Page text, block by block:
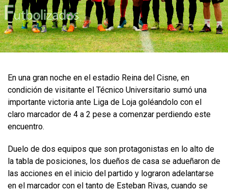
​En una gran noche en el estadio Reina del Cisne, en
condición de visitante el Técnico Universitario sumó una
importante victoria ante Liga de Loja goléandolo con el
claro marcador de 4 a 2 pese a comenzar perdiendo este
encuentro.
Duelo de dos equipos que son protagonistas en lo alto de
la tabla de posiciones, los dueños de casa se adueñaron de
las acciones en el inicio del partido y lograron adelantarse
en el marcador con el tanto de Esteban Rivas, cuando se